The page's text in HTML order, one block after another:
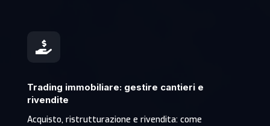

Trading immobiliare: gestire cantieri e
rivendite
Acquisto, ristrutturazione e rivendita: come